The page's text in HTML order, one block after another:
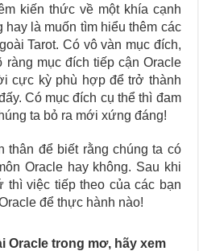
kiến thức về một khía cạnh
hay là muốn tìm hiểu thêm các
Tarot. Có vô vàn mục đích,
ràng mục đích tiếp cận Oracle
cực kỳ phù hợp để trở thành
Có mục đích cụ thể thì đam
ta bỏ ra mới xứng đáng!
thân để biết rằng chúng ta có
Oracle hay không. Sau khi
thì việc tiếp theo của các bạn
để thực hành nào!
Oracle trong mơ, hãy xem